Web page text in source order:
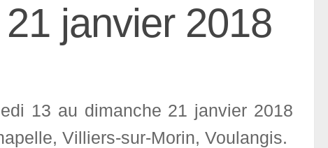
janvier 2018
13 au dimanche 21 janvier 2018
Villiers-sur-Morin, Voulangis.